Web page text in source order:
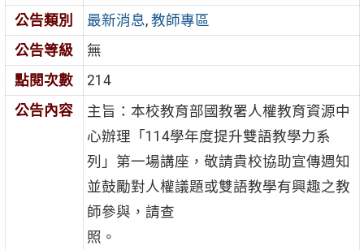
公告類別
最新消息, 教師專區
公告等級
無
點閱次數
214
公告內容
主旨：本校教育部國教署人權教育資源中
心辦理「114學年度提升雙語教學力系
列」第一場講座，敬請貴校協助宣傳週知
並鼓勵對人權議題或雙語教學有興趣之教
師參與，請查
照。